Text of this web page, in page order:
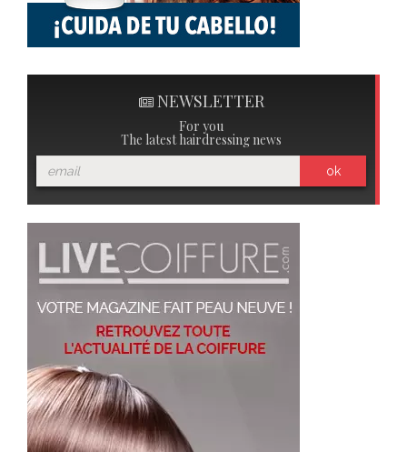
NEWSLETTER
For you
The latest hairdressing news
ok